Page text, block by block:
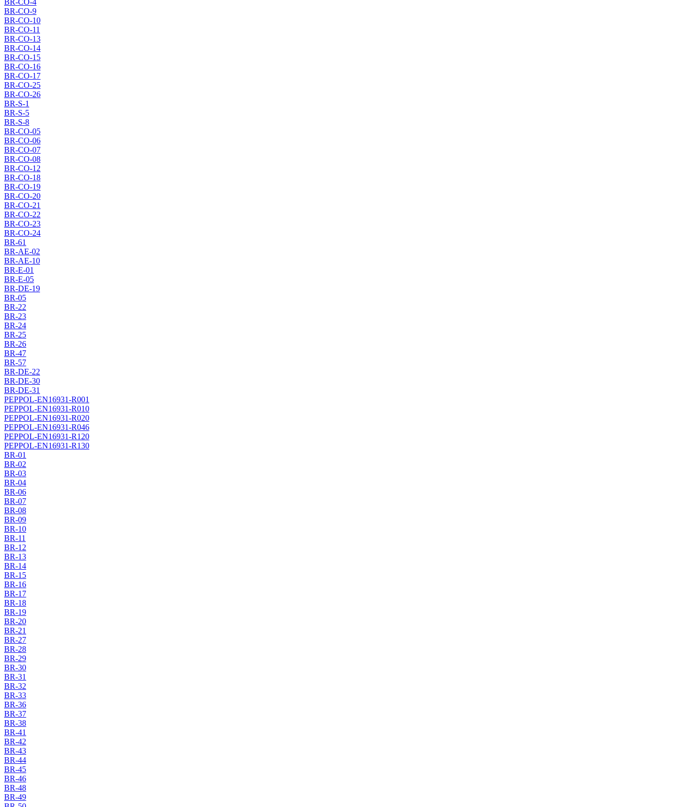
BR-CO-4
BR-CO-9
BR-CO-10
BR-CO-11
BR-CO-13
BR-CO-14
BR-CO-15
BR-CO-16
BR-CO-17
BR-CO-25
BR-CO-26
BR-S-1
BR-S-5
BR-S-8
BR-CO-05
BR-CO-06
BR-CO-07
BR-CO-08
BR-CO-12
BR-CO-18
BR-CO-19
BR-CO-20
BR-CO-21
BR-CO-22
BR-CO-23
BR-CO-24
BR-61
BR-AE-02
BR-AE-10
BR-E-01
BR-E-05
BR-DE-19
BR-05
BR-22
BR-23
BR-24
BR-25
BR-26
BR-47
BR-57
BR-DE-22
BR-DE-30
BR-DE-31
PEPPOL-EN16931-R001
PEPPOL-EN16931-R010
PEPPOL-EN16931-R020
PEPPOL-EN16931-R046
PEPPOL-EN16931-R120
PEPPOL-EN16931-R130
BR-01
BR-02
BR-03
BR-04
BR-06
BR-07
BR-08
BR-09
BR-10
BR-11
BR-12
BR-13
BR-14
BR-15
BR-16
BR-17
BR-18
BR-19
BR-20
BR-21
BR-27
BR-28
BR-29
BR-30
BR-31
BR-32
BR-33
BR-36
BR-37
BR-38
BR-41
BR-42
BR-43
BR-44
BR-45
BR-46
BR-48
BR-49